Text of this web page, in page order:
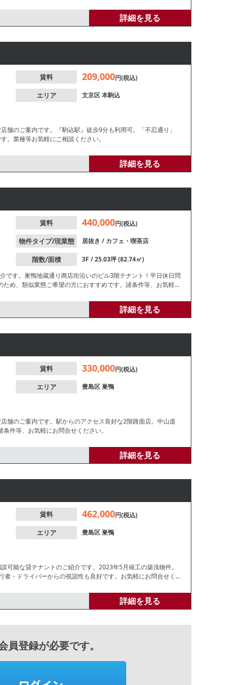
詳細を見る
賃料 209,000円(税込)
エリア 文京区本駒込
舗のご案内です。『駒込駅』徒歩9分も利用可。「不忍通り」
。業種等お気軽にご相談ください。
詳細を見る
賃料 440,000円(税込)
物件タイプ/現業態 居抜き / カフェ・喫茶店
階数/面積
3F / 25.03坪 (82.74㎡)
です。巣鴨地蔵通り商店街沿いのビル3階テナント！平日休日問
め、類似業態ご希望の方におすすめです。諸条件等、お気軽に
詳細を見る
賃料 330,000円(税込)
エリア 豊島区巣鴨
舗のご案内です。駅からのアクセス良好な2階路面店。中山道
件等、お気軽にお問合せください。
詳細を見る
賃料 462,000円(税込)
エリア 豊島区巣鴨
可能な貸テナントのご紹介です。2023年5月竣工の築浅物件。
・ドライバーからの視認性も良好です。お気軽にお問合せく
詳細を見る
登録が必要です。